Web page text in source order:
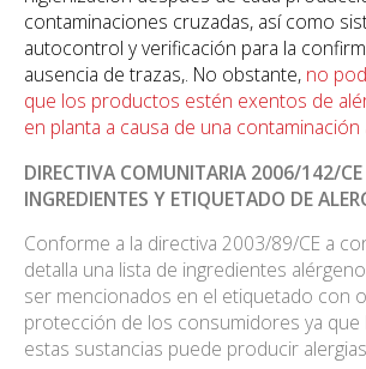
contaminaciones cruzadas, así como
autocontrol y verificación para la
ausencia de trazas,. No obstante, no
que los productos estén exentos de
en planta a causa de una contaminación
DIRECTIVA COMUNITARIA 2006/142/CE
INGREDIENTES Y ETIQUETADO DE
Conforme a la directiva 2003/89/CE a
detalla una lista de ingredientes
ser mencionados en el etiquetado con
protección de los consumidores ya que
estas sustancias puede producir